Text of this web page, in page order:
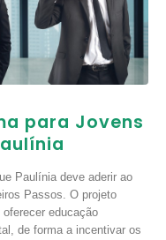
para Jovens
Paulínia deve aderir ao
Passos. O projeto
educação
de forma a incentivar os